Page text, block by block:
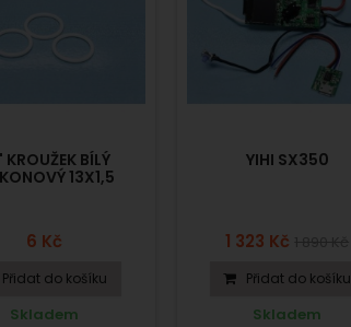
BÍLÝ
13X1,5
6 Kč
Přidat do košíku
Skladem
YIHI SX350
1 323 Kč
Přidat do košíku
Skladem